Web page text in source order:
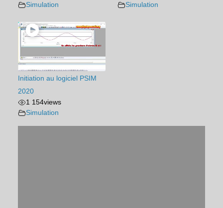
Simulation
Simulation
Initiation au logiciel PSIM
2020
1 154views
Simulation